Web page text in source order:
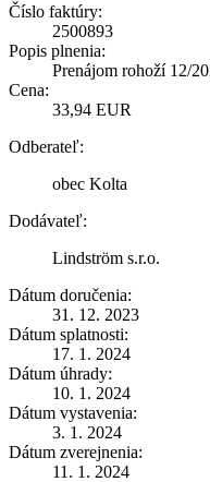
Číslo faktúry:
2500893
Popis plnenia:
Prenájom rohoží 12/
Cena:
33,94 EUR
Odberateľ:
obec Kolta
Dodávateľ:
Lindström s.r.o.
Dátum doručenia:
31. 12. 2023
Dátum splatnosti:
17. 1. 2024
Dátum úhrady:
10. 1. 2024
Dátum vystavenia:
3. 1. 2024
Dátum zverejnenia:
11. 1. 2024